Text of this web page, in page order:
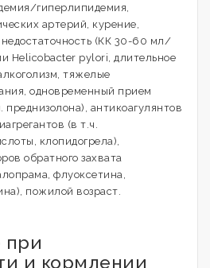
гиперлипидемия,
артерий, курение,
недостаточность (КК 30-60 мл/
Helicobacter pylori, длительное
тяжелые
одновременный прием
преднизолона), антикоагулянтов
(в т.ч.
клопидогрела),
обратного захвата
флуоксетина,
пожилой возраст.
при
и кормлении